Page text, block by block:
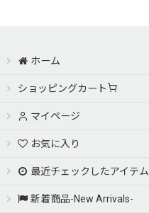
ホーム
ショッピングカート
マイページ
お気に入り
最近チェックしたアイテム
新着商品-New Arrivals-